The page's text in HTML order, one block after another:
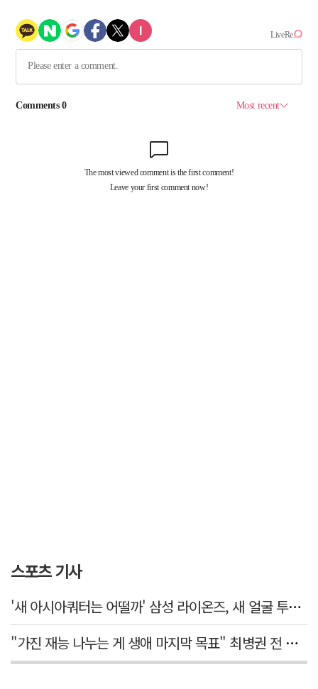
스포츠 기사
'새 아시아쿼터는 어떨까' 삼성 라이온즈, 새 얼굴 투수 미야모리 영입
"가진 재능 나누는 게 생애 마지막 목표" 최병권 전 대구체고 복싱 감독